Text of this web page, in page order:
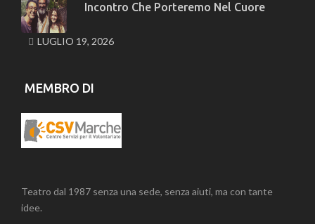
Incontro Che Porteremo Nel Cuore
LUGLIO 19, 2026
MEMBRO DI
Teatro dal 1987 senza una sede, senza aiuti, ma con tante
idee.